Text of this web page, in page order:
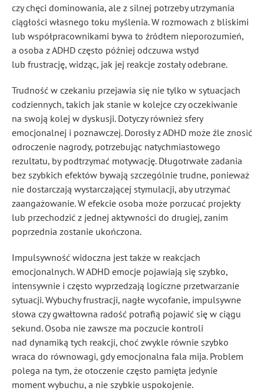
czy chęci dominowania, ale z silnej potrzeby utrzymania
ciągłości własnego toku myślenia. W rozmowach z bliskimi
lub współpracownikami bywa to źródłem nieporozumień,
a osoba z ADHD często później odczuwa wstyd
lub frustrację, widząc, jak jej reakcje zostały odebrane.
Trudność w czekaniu przejawia się nie tylko w sytuacjach
codziennych, takich jak stanie w kolejce czy oczekiwanie
na swoją kolej w dyskusji. Dotyczy również sfery
emocjonalnej i poznawczej. Dorosły z ADHD może źle znosić
odroczenie nagrody, potrzebując natychmiastowego
rezultatu, by podtrzymać motywację. Długotrwałe zadania
bez szybkich efektów bywają szczególnie trudne, ponieważ
nie dostarczają wystarczającej stymulacji, aby utrzymać
zaangażowanie. W efekcie osoba może porzucać projekty
lub przechodzić z jednej aktywności do drugiej, zanim
poprzednia zostanie ukończona.
Impulsywność widoczna jest także w reakcjach
emocjonalnych. W ADHD emocje pojawiają się szybko,
intensywnie i często wyprzedzają logiczne przetwarzanie
sytuacji. Wybuchy frustracji, nagłe wycofanie, impulsywne
słowa czy gwałtowna radość potrafią pojawić się w ciągu
sekund. Osoba nie zawsze ma poczucie kontroli
nad dynamiką tych reakcji, choć zwykle równie szybko
wraca do równowagi, gdy emocjonalna fala mija. Problem
polega na tym, że otoczenie często pamięta jedynie
moment wybuchu, a nie szybkie uspokojenie.